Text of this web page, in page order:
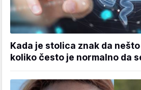
Kada je stolica znak da
koliko često je normalno da